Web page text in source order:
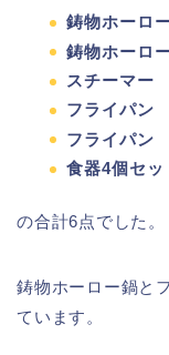
鋳物ホーロ
鋳物ホーロ
スチーマー
フライパン
フライパン
食器4個セッ
の合計6点でした。
鋳物ホーロー鍋と
ています。